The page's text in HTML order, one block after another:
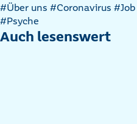
Artikel
nach
Kategorien
#Über uns #Coronavirus #Job
#Psyche
Auch lesenswert